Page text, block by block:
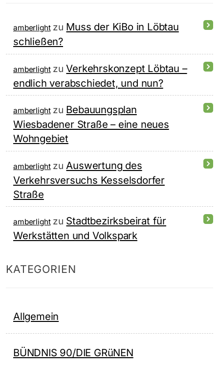
amberlightzu Muss der KiBo in Löbtau
schließen?
amberlightzuVerkehrskonzept Löbtau –
endlich verabschiedet, und nun?
amberlightzu Bebauungsplan
Wiesbadener Straße – eine neues
Wohngebiet
amberlightzu Auswertung des
Verkehrsversuchs Kesselsdorfer
Straße
amberlightzu Stadtbezirksbeirat für
Werkstätten und Volkspark
KATEGORIEN
Allgemein
BÜNDNIS 90/DIE GRüNEN